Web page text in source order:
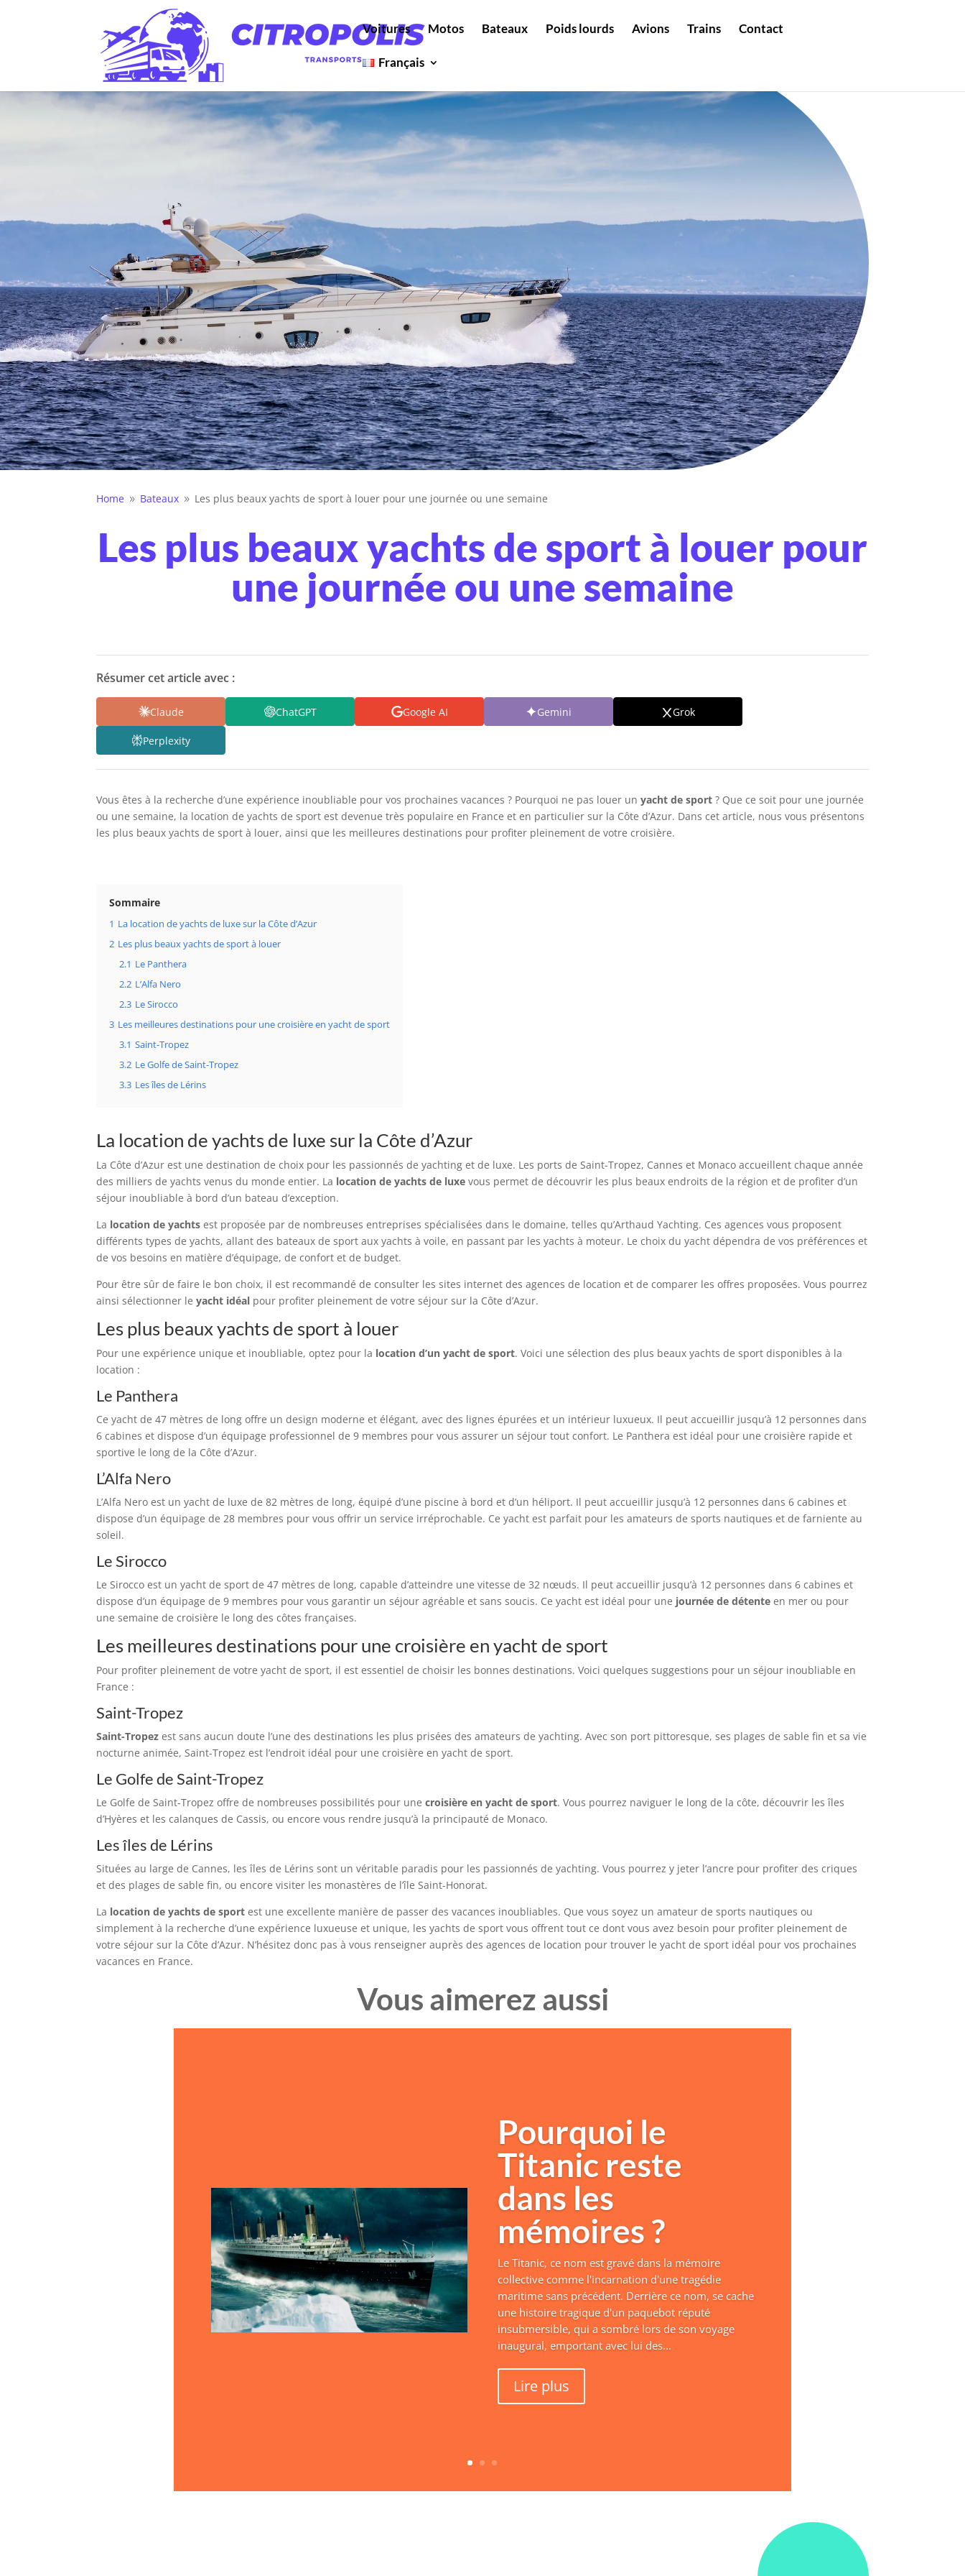
Voitures Motos Bateaux Poids lourds Avions Trains Contact
Français
Home 9 Bateaux 9 Les plus beaux yachts de sport à louer pour une journée ou une semaine
Les plus beaux yachts de sport à louer pour
une journée ou une semaine
Résumer cet article avec :
Claude ChatGPT Google AI Gemini Grok
Perplexity
Vous êtes à la recherche d’une expérience inoubliable pour vos prochaines vacances ? Pourquoi ne pas louer unyacht de sport ? Que ce soit pour une journée
ou une semaine, la location de yachts de sport est devenue très populaire en France et en particulier sur la Côte d’Azur. Dans cet article, nous vous présentons
les plus beaux yachts de sport à louer, ainsi que les meilleures destinations pour profiter pleinement de votre croisière.
Sommaire
1 La location de yachts de luxe sur la Côte d’Azur
2 Les plus beaux yachts de sport à louer
2.1 Le Panthera
2.2 L’Alfa Nero
2.3 Le Sirocco
3 Les meilleures destinations pour une croisière en yacht de sport
3.1 Saint-Tropez
3.2 Le Golfe de Saint-Tropez
3.3 Les îles de Lérins
La location de yachts de luxe sur la Côte d’Azur
La Côte d’Azur est une destination de choix pour les passionnés de yachting et de luxe. Les ports de Saint-Tropez, Cannes et Monaco accueillent chaque année
des milliers de yachts venus du monde entier. La location de yachts de luxe vous permet de découvrir les plus beaux endroits de la région et de profiter d’un
séjour inoubliable à bord d’un bateau d’exception.
La location de yachts est proposée par de nombreuses entreprises spécialisées dans le domaine, telles qu’Arthaud Yachting. Ces agences vous proposent
différents types de yachts, allant des bateaux de sport aux yachts à voile, en passant par les yachts à moteur. Le choix du yacht dépendra de vos préférences et
de vos besoins en matière d’équipage, de confort et de budget.
Pour être sûr de faire le bon choix, il est recommandé de consulter les sites internet des agences de location et de comparer les offres proposées. Vous pourrez
ainsi sélectionner leyacht idéal pour profiter pleinement de votre séjour sur la Côte d’Azur.
Les plus beaux yachts de sport à louer
Pour une expérience unique et inoubliable, optez pour la location d’un yacht de sport. Voici une sélection des plus beaux yachts de sport disponibles à la
location :
Le Panthera
Ce yacht de 47 mètres de long offre un design moderne et élégant, avec des lignes épurées et un intérieur luxueux. Il peut accueillir jusqu’à 12 personnes dans
6 cabines et dispose d’un équipage professionnel de 9 membres pour vous assurer un séjour tout confort. Le Panthera est idéal pour une croisière rapide et
sportive le long de la Côte d’Azur.
L’Alfa Nero
L’Alfa Nero est un yacht de luxe de 82 mètres de long, équipé d’une piscine à bord et d’un héliport. Il peut accueillir jusqu’à 12 personnes dans 6 cabines et
dispose d’un équipage de 28 membres pour vous offrir un service irréprochable. Ce yacht est parfait pour les amateurs de sports nautiques et de farniente au
soleil.
Le Sirocco
Le Sirocco est un yacht de sport de 47 mètres de long, capable d’atteindre une vitesse de 32 nœuds. Il peut accueillir jusqu’à 12 personnes dans 6 cabines et
dispose d’un équipage de 9 membres pour vous garantir un séjour agréable et sans soucis. Ce yacht est idéal pour une journée de détente en mer ou pour
une semaine de croisière le long des côtes françaises.
Les meilleures destinations pour une croisière en yacht de sport
Pour profiter pleinement de votre yacht de sport, il est essentiel de choisir les bonnes destinations. Voici quelques suggestions pour un séjour inoubliable en
France :
Saint-Tropez
Saint-Tropez est sans aucun doute l’une des destinations les plus prisées des amateurs de yachting. Avec son port pittoresque, ses plages de sable fin et sa vie
nocturne animée, Saint-Tropez est l’endroit idéal pour une croisière en yacht de sport.
Le Golfe de Saint-Tropez
Le Golfe de Saint-Tropez offre de nombreuses possibilités pour unecroisière en yacht de sport. Vous pourrez naviguer le long de la côte, découvrir les îles
d’Hyères et les calanques de Cassis, ou encore vous rendre jusqu’à la principauté de Monaco.
Les îles de Lérins
Situées au large de Cannes, les îles de Lérins sont un véritable paradis pour les passionnés de yachting. Vous pourrez y jeter l’ancre pour profiter des criques
et des plages de sable fin, ou encore visiter les monastères de l’île Saint-Honorat.
La location de yachts de sport est une excellente manière de passer des vacances inoubliables. Que vous soyez un amateur de sports nautiques ou
simplement à la recherche d’une expérience luxueuse et unique, les yachts de sport vous offrent tout ce dont vous avez besoin pour profiter pleinement de
votre séjour sur la Côte d’Azur. N’hésitez donc pas à vous renseigner auprès des agences de location pour trouver le yacht de sport idéal pour vos prochaines
vacances en France.
Vous aimerez aussi
Pourquoi le
Titanic reste
dans les
mémoires ?
Le Titanic, ce nom est gravé dans la mémoire
collective comme l'incarnation d'une tragédie
maritime sans précédent. Derrière ce nom, se cache
une histoire tragique d'un paquebot réputé
insubmersible, qui a sombré lors de son voyage
inaugural, emportant avec lui des...
Lire plus